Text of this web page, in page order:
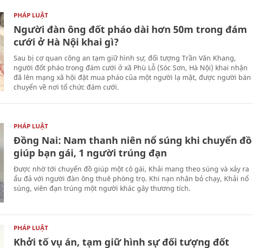
PHÁP LUẬT
Người đàn ông đốt pháo dài hơn 50m trong đám
cưới ở Hà Nội khai gì?
Sau bị cơ quan công an tạm giữ hình sự, đối tượng Trần Văn Khang,
người đốt pháo trong đám cưới ở xã Phù Lỗ (Sóc Sơn, Hà Nội) khai nhận
đã lên mạng xã hội đặt mua pháo của một người lạ mặt, được người bán
chuyển về nơi tổ chức đám cưới.
PHÁP LUẬT
Đồng Nai: Nam thanh niên nổ súng khi chuyển đồ
giúp bạn gái, 1 người trúng đạn
Được nhờ tới chuyển đồ giúp một cô gái, Khải mang theo súng và xảy ra
ẩu đả với người đàn ông thuê phòng trọ. Khi nạn nhân bỏ chạy, Khải nổ
súng, viên đạn trúng một người khác gây thương tích.
PHÁP LUẬT
Khởi tố vụ án, tạm giữ hình sự đối tượng đốt